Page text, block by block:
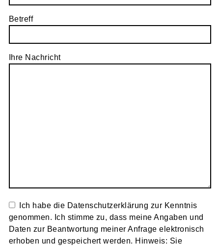
Betreff
Ihre Nachricht
Ich habe die Datenschutzerklärung zur Kenntnis
genommen. Ich stimme zu, dass meine Angaben und
Daten zur Beantwortung meiner Anfrage elektronisch
erhoben und gespeichert werden. Hinweis: Sie